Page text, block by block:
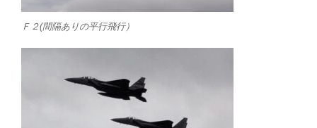
Ｆ２(間隔ありの平行飛行）